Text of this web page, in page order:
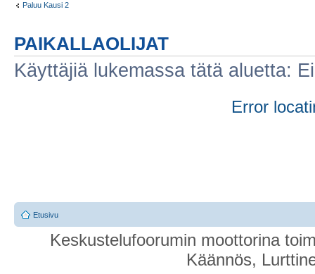
Paluu Kausi 2
PAIKALLAOLIJAT
Käyttäjiä lukemassa tätä aluetta:
Error
Etusivu
Keskustelufoorumin moottorina
Käännös,